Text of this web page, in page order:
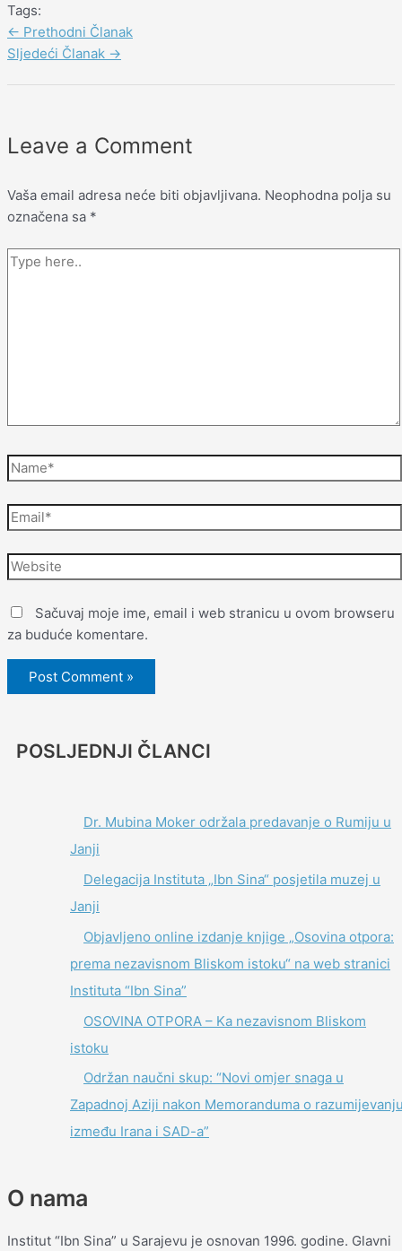
Tags:
← Prethodni Članak
Sljedeći Članak →
Leave a Comment
Vaša email adresa neće biti objavljivana. Neophodna polja su
označena sa *
Sačuvaj moje ime, email i web stranicu u ovom browseru
za buduće komentare.
POSLJEDNJI ČLANCI
Dr. Mubina Moker održala predavanje o Rumiju u
Janji
Delegacija Instituta „Ibn Sina“ posjetila muzej u
Janji
Objavljeno online izdanje knjige „Osovina otpora:
prema nezavisnom Bliskom istoku“ na web stranici
Instituta “Ibn Sina”
OSOVINA OTPORA – Ka nezavisnom Bliskom
istoku
Održan naučni skup: “Novi omjer snaga u
Zapadnoj Aziji nakon Memoranduma o
između Irana i SAD-a”
O nama
Institut “Ibn Sina” u Sarajevu je osnovan 1996. godine. Glavni